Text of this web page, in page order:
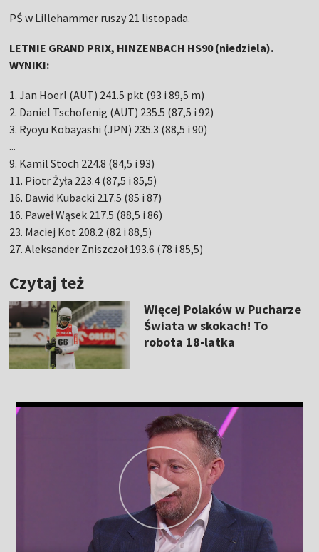
PŚ w Lillehammer ruszy 21 listopada.
LETNIE GRAND PRIX, HINZENBACH HS90 (niedziela).
WYNIKI:
1. Jan Hoerl (AUT) 241.5 pkt (93 i 89,5 m)
2. Daniel Tschofenig (AUT) 235.5 (87,5 i 92)
3. Ryoyu Kobayashi (JPN) 235.3 (88,5 i 90)
...
9. Kamil Stoch 224.8 (84,5 i 93)
11. Piotr Żyła 223.4 (87,5 i 85,5)
16. Dawid Kubacki 217.5 (85 i 87)
16. Paweł Wąsek 217.5 (88,5 i 86)
23. Maciej Kot 208.2 (82 i 88,5)
27. Aleksander Zniszczoł 193.6 (78 i 85,5)
Czytaj też
Więcej Polaków w Pucharze
Świata w skokach! To
robota 18-latka